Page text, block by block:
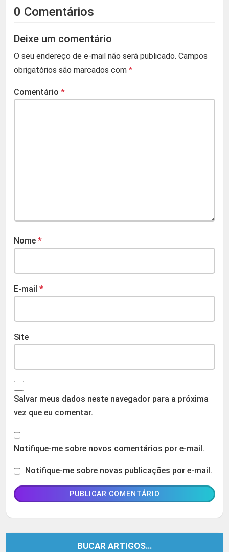
0 Comentários
Deixe um comentário
O seu endereço de e-mail não será publicado. Campos
obrigatórios são marcados com *
Comentário *
Nome *
E-mail *
Site
Salvar meus dados neste navegador para a próxima
vez que eu comentar.
Notifique-me sobre novos comentários por e-mail.
Notifique-me sobre novas publicações por e-mail.
BUCAR ARTIGOS…